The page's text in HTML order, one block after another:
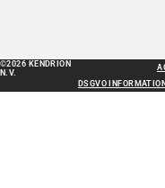
©2026 KENDRION
N.V.
DSGVO